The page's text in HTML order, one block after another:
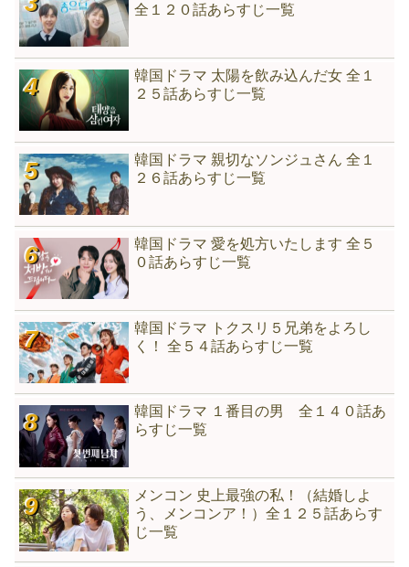
全１２０話あらすじ一覧
韓国ドラマ 太陽を飲み込んだ女 全１
２５話あらすじ一覧
韓国ドラマ 親切なソンジュさん 全１
２６話あらすじ一覧
韓国ドラマ 愛を処方いたします 全５
０話あらすじ一覧
韓国ドラマ トクスリ５兄弟をよろし
く！ 全５４話あらすじ一覧
韓国ドラマ １番目の男 全１４０話あ
らすじ一覧
メンコン 史上最強の私！（結婚しよ
う、メンコンア！）全１２５話あらす
じ一覧